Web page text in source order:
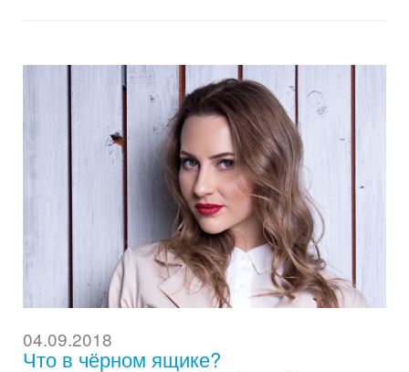
04.09.2018
Что в чёрном ящике?